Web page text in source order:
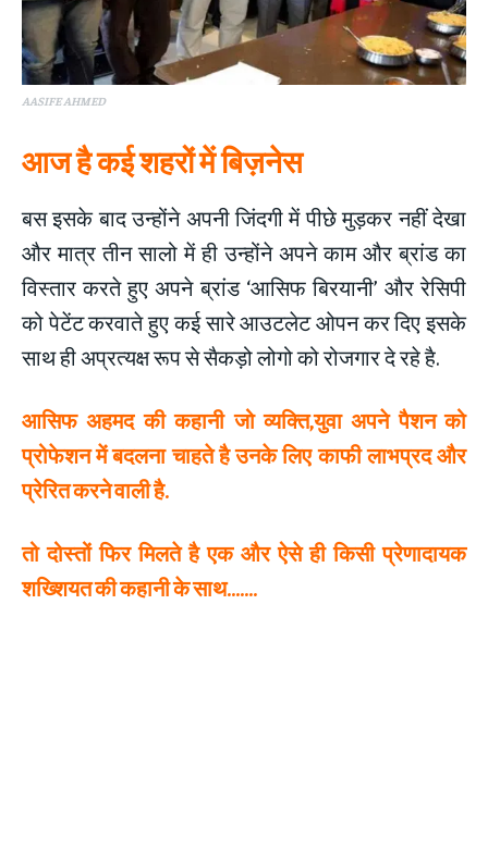
AASIFE AHMED
आज है कई शहरों में बिज़नेस
बस इसके बाद उन्होंने अपनी जिंदगी में पीछे मुड़कर नहीं देखा
और मात्र तीन सालो में ही उन्होंने अपने काम और ब्रांड का
विस्तार करते हुए अपने ब्रांड ‘आसिफ बिरयानी’ और रेसिपी
को पेटेंट करवाते हुए कई सारे आउटलेट ओपन कर दिए इसके
साथ ही अप्रत्यक्ष रूप से सैकड़ो लोगो को रोजगार दे रहे है.
आसिफ अहमद की कहानी जो व्यक्ति,युवा अपने पैशन को
प्रोफेशन में बदलना चाहते है उनके लिए काफी लाभप्रद और
प्रेरित करने वाली है.
तो दोस्तों फिर मिलते है एक और ऐसे ही किसी प्रेणादायक
शख्शियत की कहानी के साथ…….